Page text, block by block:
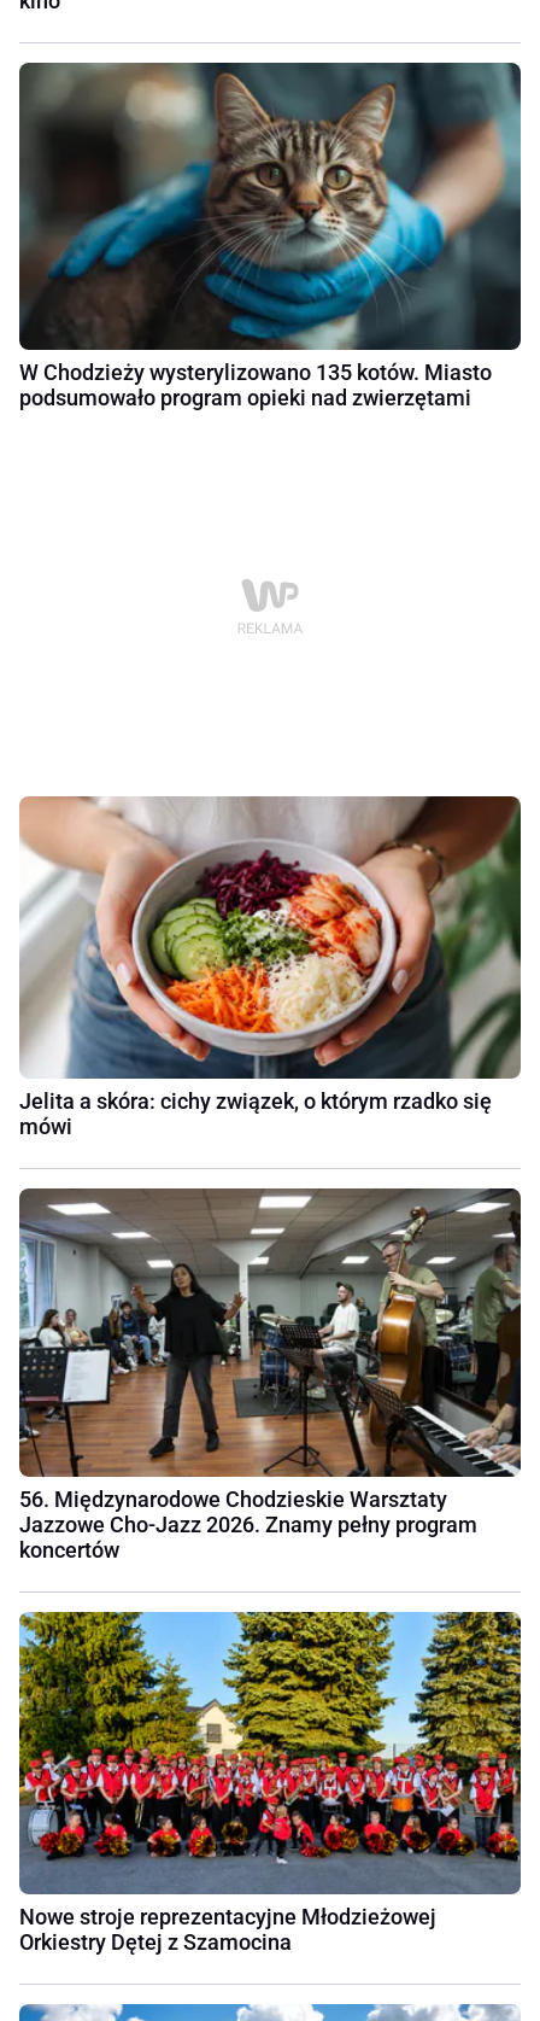
W Chodzieży wysterylizowano 135 kotów. Miasto
podsumowało program opieki nad zwierzętami
Jelita a skóra: cichy związek, o którym rzadko się
mówi
56. Międzynarodowe Chodzieskie Warsztaty
Jazzowe Cho-Jazz 2026. Znamy pełny program
koncertów
Nowe stroje reprezentacyjne Młodzieżowej
Orkiestry Dętej z Szamocina